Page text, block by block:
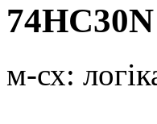
74HC30N
м-сх: